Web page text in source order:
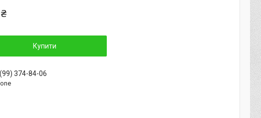
Купити
374-84-06